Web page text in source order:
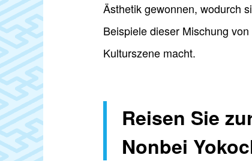
Ästhetik gewonnen, wodurch
Beispiele dieser Mischung
Kulturszene macht.
Reisen Sie
Nonbei